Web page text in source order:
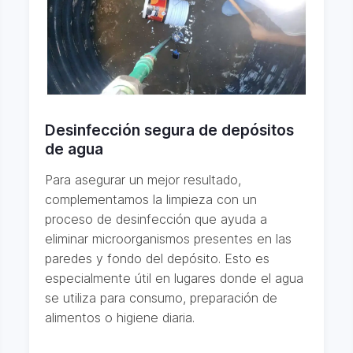
Desinfección segura de depósitos
de agua
Para asegurar un mejor resultado,
complementamos la limpieza con un
proceso de desinfección que ayuda a
eliminar microorganismos presentes en las
paredes y fondo del depósito. Esto es
especialmente útil en lugares donde el agua
se utiliza para consumo, preparación de
alimentos o higiene diaria.